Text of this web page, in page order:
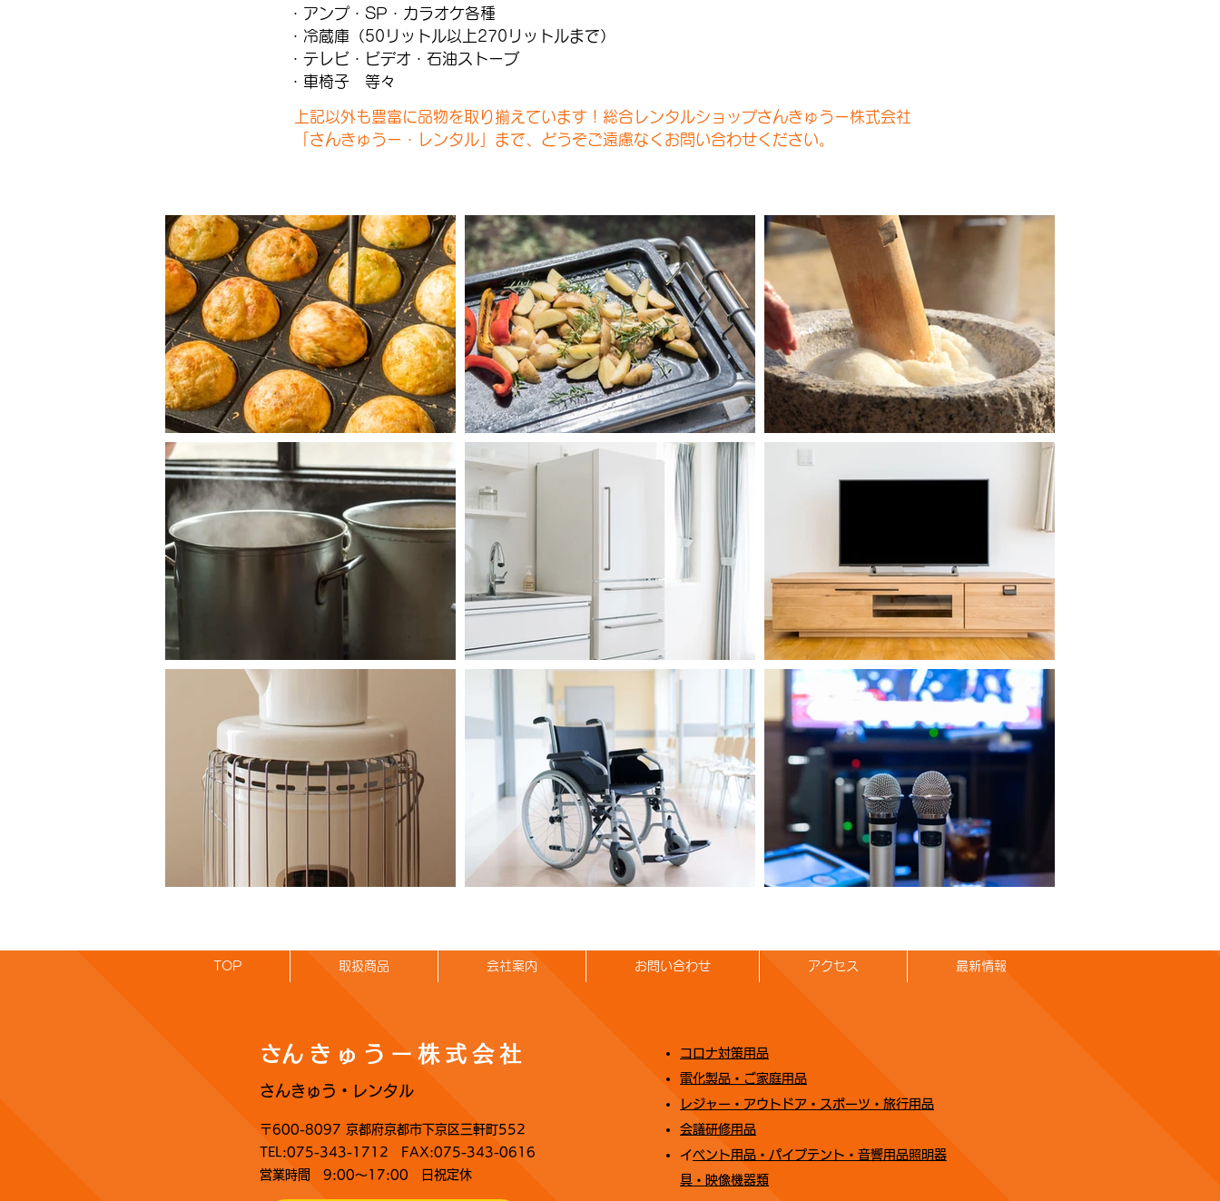
・アンプ・SP・カラオケ各種
・冷蔵庫（50リットル以上270リットルまで）
・テレビ・ビデオ・石油ストーブ
・車椅子 等々
上記以外も豊富に品物を取り揃えています！総合レンタルショップさんきゅうー株式会社
「さんきゅうー・レンタル」まで、どうぞご遠慮なくお問い合わせください。
TOP 取扱商品 会社案内 お問い合わせ アクセス 最新情報
​さんきゅうー株式会社
さんきゅう・レンタル
〒600-8097 京都府京都市下京区三軒町552
TEL:075-343-1712 FAX:075-343-0616
​営業時間 9:00～17:00 日祝定休
コロナ対策用品
電化製品・ご家庭用品
レジャー・アウトドア・スポーツ・旅行用品
会議研修用品
​イベント用品・パイプテント・音響用品照明器
具・映像機器類